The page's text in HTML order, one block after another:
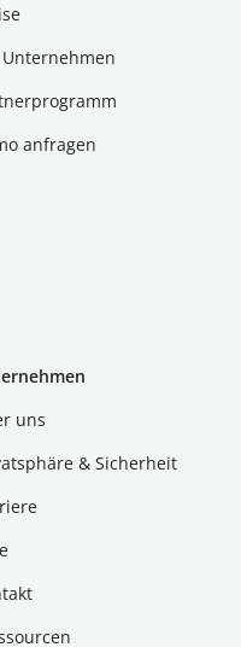
Unternehmen
anfragen
uns
& Sicherheit